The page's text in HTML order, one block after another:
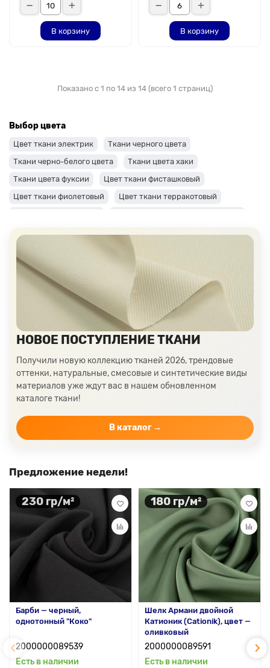
В корзину В корзину
Показано с 1 по 14 из 14 (всего 1 страниц)
Выбор цвета
Цвет ткани электрик
Ткани черного цвета
Ткани черно-белого цвета
Ткани цвета хаки
Ткани цвета фуксии
Цвет ткани фисташковый
Цвет ткани фиолетовый
Цвет ткани терракотовый
Цвет ткани салатовый
Цвет ткани розовый
Ткани цвета пудра
Ткани персикового цвета
Ткани оранжевого цвета
Ткани оливкового цвета
Цвет ткани мятный
Ткани цвета айвори, молочные оттенки
Ткани лимонного цвета
Ткани красного цвета разных оттенков
Изумрудный цвет ткани
Ткани зеленого цвета
Ткани желтого цвета
Ткани цвета индиго
Цвет ткани бежевый
НОВОЕ ПОСТУПЛЕНИЕ ТКАНИ
Получили новую коллекцию тканей 2026, трендовые
оттенки, натуральные, смесовые и синтетические виды
материалов уже ждут вас в нашем обновленном
каталоге ткани!
В каталог →
Предложение недели!
230 гр/м²
Барби — черный,
однотонный "Коко"
2000000089539
Есть в наличии
180 гр/м²
Шелк Армани двойной
Катионик (Cationik), цвет —
оливковый
2000000089591
Есть в наличии